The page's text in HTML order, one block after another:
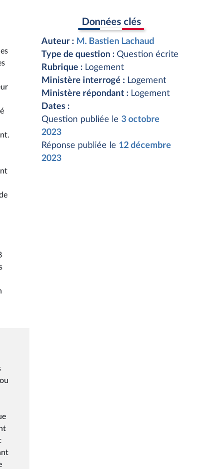
Données clés
Auteur : M. Bastien Lachaud
Type de question : Question écrite
Rubrique : Logement
Ministère interrogé : Logement
Ministère répondant : Logement
Dates :
Question publiée le 3 octobre
2023
Réponse publiée le 12 décembre
2023